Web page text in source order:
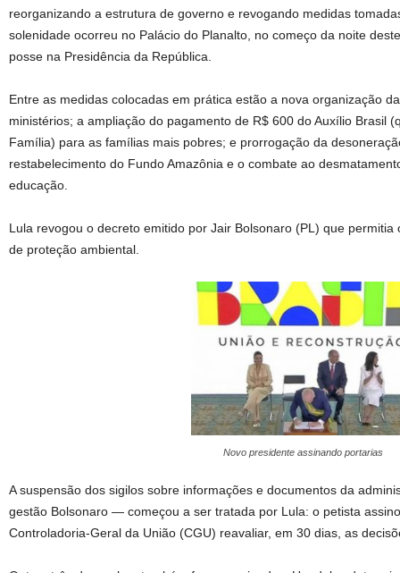
reorganizando a estrutura de governo e revogando medidas
solenidade ocorreu no Palácio do Planalto, no começo da noite
posse na Presidência da República.
Entre as medidas colocadas em prática estão a nova organização
ministérios; a ampliação do pagamento de R$ 600 do Auxílio Brasil
Família) para as famílias mais pobres; e prorrogação da
restabelecimento do Fundo Amazônia e o combate ao
educação.
Lula revogou o decreto emitido por Jair Bolsonaro (PL) que
de proteção ambiental.
Novo presidente assinando portarias
A suspensão dos sigilos sobre informações e documentos da
gestão Bolsonaro — começou a ser tratada por Lula: o petista
Controladoria-Geral da União (CGU) reavaliar, em 30 dias, as